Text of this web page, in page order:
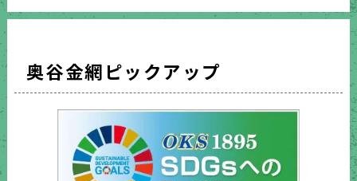
奥谷金網ピックアップ